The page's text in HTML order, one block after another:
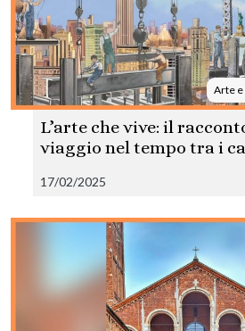
Arte e
L’arte che vive: il
viaggio nel tempo tra i
17/02/2025